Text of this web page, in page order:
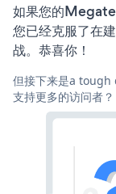
如果您的
您已经克服了在
战。恭喜你！
但接下来是a
支持更多的访问者？